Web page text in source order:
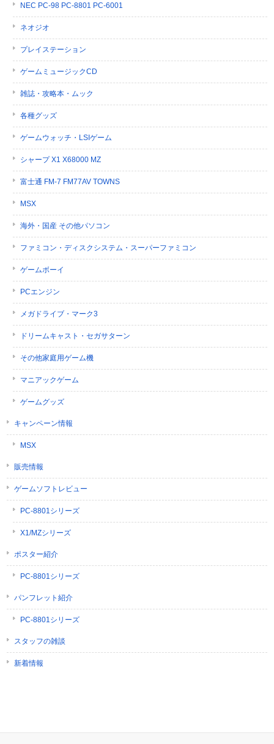
NEC PC-98 PC-8801 PC-6001
ネオジオ
プレイステーション
ゲームミュージックCD
雑誌・攻略本・ムック
各種グッズ
ゲームウォッチ・LSIゲーム
シャープ X1 X68000 MZ
富士通 FM-7 FM77AV TOWNS
MSX
海外・国産 その他パソコン
ファミコン・ディスクシステム・スーパーファミコン
ゲームボーイ
PCエンジン
メガドライブ・マーク3
ドリームキャスト・セガサターン
その他家庭用ゲーム機
マニアックゲーム
ゲームグッズ
キャンペーン情報
MSX
販売情報
ゲームソフトレビュー
PC-8801シリーズ
X1/MZシリーズ
ポスター紹介
PC-8801シリーズ
パンフレット紹介
PC-8801シリーズ
スタッフの雑談
新着情報